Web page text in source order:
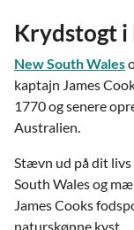
Krydstogt i
New South Wales
kaptajn James
1770 og senere
Australien.
Stævn ud på dit
South Wales og
James Cooks
naturskønne kyst.